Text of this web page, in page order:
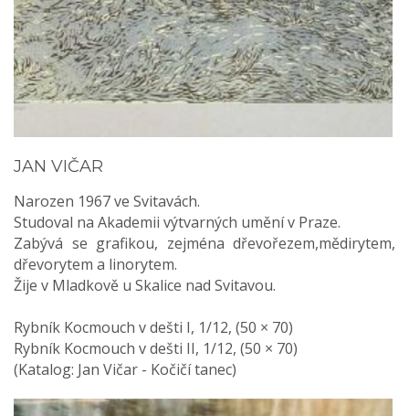
JAN VIČAR
Narozen 1967 ve Svitavách.
Studoval na Akademii výtvarných umění v Praze.
Zabývá se grafikou, zejména dřevořezem,mědirytem,
dřevorytem a linorytem.
Žije v Mladkově u Skalice nad Svitavou.
Rybník Kocmouch v dešti I, 1/12, (50 × 70)
Rybník Kocmouch v dešti II, 1/12, (50 × 70)
(Katalog: Jan Vičar - Kočičí tanec)